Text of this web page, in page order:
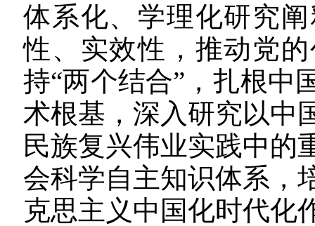
体系化、学理化研究
性、实效性，推动党
持“两个结合”，扎根中
术根基，深入研究以中
民族复兴伟业实践中的
会科学自主知识体系，
克思主义中国化时代化